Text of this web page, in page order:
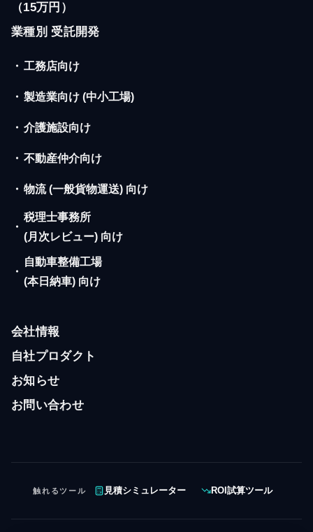
（15万円）
業種別 受託開発
・ 工務店向け
・ 製造業向け (中小工場)
・ 介護施設向け
・ 不動産仲介向け
・ 物流 (一般貨物運送) 向け
・
税理士事務所
(月次レビュー) 向け
・
自動車整備工場
(本日納車) 向け
会社情報
自社プロダクト
お知らせ
お問い合わせ
触れるツール 見積シミュレーター ROI試算ツール